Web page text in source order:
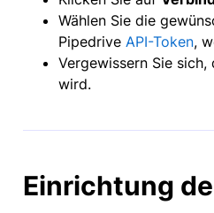
Wählen Sie die
Pipedrive API-Token,
Vergewissern Sie
wird.
Einrichtung